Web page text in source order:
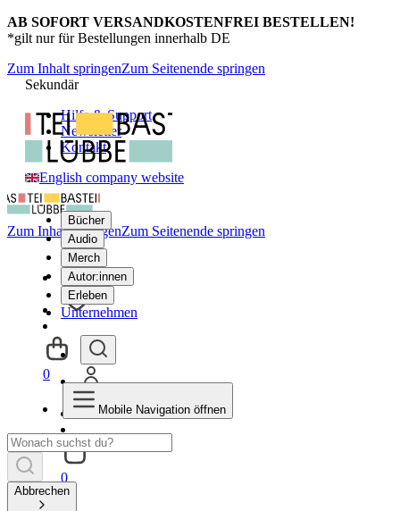
AB SOFORT VERSANDKOSTENFREI BESTELLEN!
*gilt nur für Bestellungen innerhalb DE
Zum Inhalt springenZum Seitenende springen
Sekundär
Hilfe & Support
Newsletter
Kontakt
English company website
Bücher
Audio
Merch
Autor:innen
Erleben
Unternehmen
0
Zum Inhalt springenZum Seitenende springen
0
Mobile Navigation öffnen
Abbrechen